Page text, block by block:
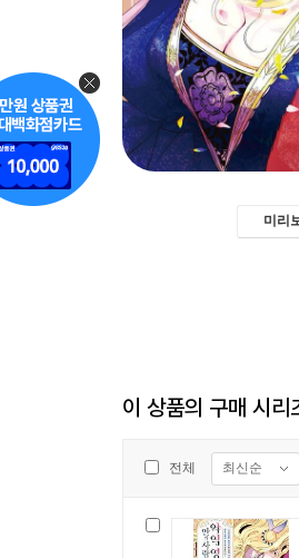
미리
이 상품의 구매 시리
전체 최신순